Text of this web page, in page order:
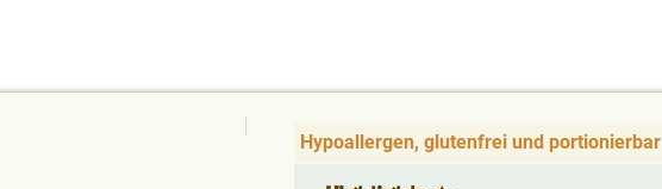
Hypoallergen, glutenfrei und portionierbar